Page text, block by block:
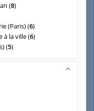
(8)
(Paris)(6)
à la ville(6)
(5)
du Bassin